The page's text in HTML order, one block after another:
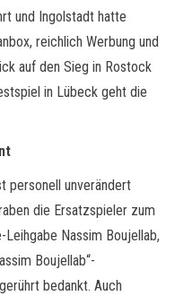
und Ingolstadt hatte
reichlich Werbung und
auf den Sieg in Rostock
in Lübeck geht die
personell unverändert
die Ersatzspieler zum
Nassim Boujellab,
Boujellab“-
bedankt. Auch